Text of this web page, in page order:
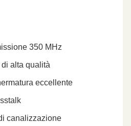
350 MHz
alta qualità
eccellente
canalizzazione